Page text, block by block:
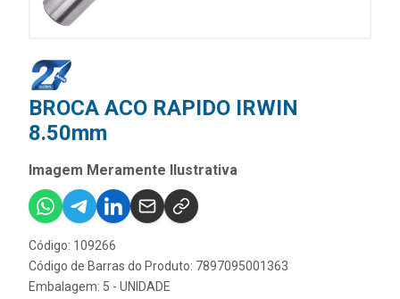
BROCA ACO RAPIDO IRWIN
8.50mm
Imagem Meramente Ilustrativa
Código: 109266
Código de Barras do Produto: 7897095001363
Embalagem: 5 - UNIDADE